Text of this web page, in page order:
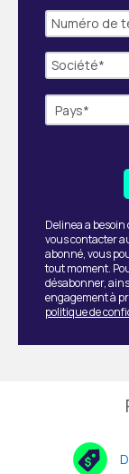
Delinea a
vous contacter
abonné, vous
tout moment.
désabonner,
engagement à
politique de